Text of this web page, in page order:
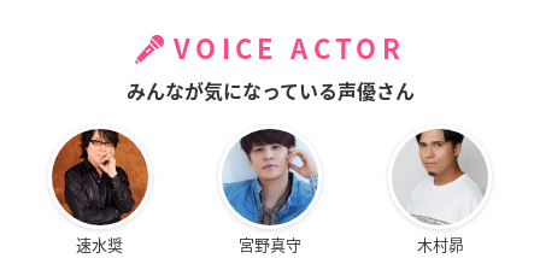
VOICE ACTOR
みんなが気になっている声優さん
速水奨 宮野真守 木村昴